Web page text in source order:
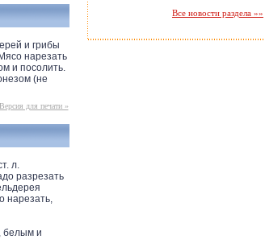
и грибы
нарезать
и посолить.
(не
Версия для печати »
л.
разрезать
нарезать,
белым и
Все новости раздела »»